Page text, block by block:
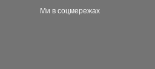
Ми в соцмережах